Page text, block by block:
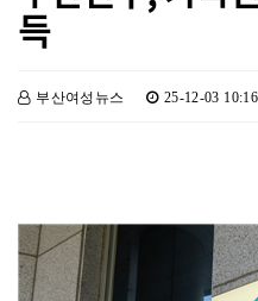
득
부산여성뉴스 25-12-03 10:16